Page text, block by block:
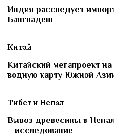
Индия расследует
Бангладеш
Китай
Китайский мегапроект
водную карту Южной
Тибет и Непал
Вывоз древесины в
– исследование